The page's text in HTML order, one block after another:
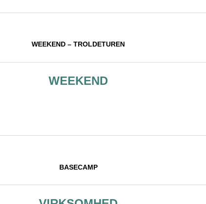
WEEKEND – TROLDETUREN
WEEKEND
BASECAMP